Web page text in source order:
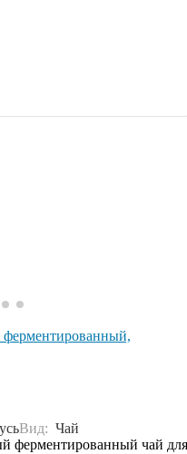
Вид: Чай
ферментированный чай для